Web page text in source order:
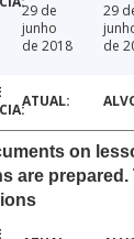
29 de
junho
de 2018
29
de
on
are prepared.